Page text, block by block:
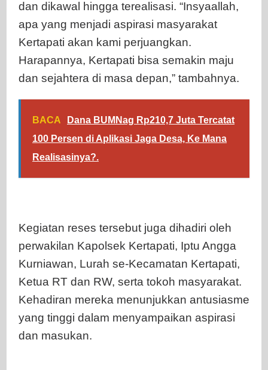
dan dikawal hingga terealisasi. “Insyaallah,
apa yang menjadi aspirasi masyarakat
Kertapati akan kami perjuangkan.
Harapannya, Kertapati bisa semakin maju
dan sejahtera di masa depan,” tambahnya.
BACA
Dana BUMNag Rp210,7 Juta Tercatat
100 Persen di Aplikasi Jaga Desa, Ke Mana
Realisasinya?.
Kegiatan reses tersebut juga dihadiri oleh
perwakilan Kapolsek Kertapati, Iptu Angga
Kurniawan, Lurah se-Kecamatan Kertapati,
Ketua RT dan RW, serta tokoh masyarakat.
Kehadiran mereka menunjukkan antusiasme
yang tinggi dalam menyampaikan aspirasi
dan masukan.